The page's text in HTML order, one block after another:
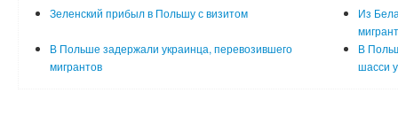
Зеленский прибыл в Польшу с визитом
Из
В Польше задержали украинца, перевозившего
мигрантов
В
шасси